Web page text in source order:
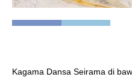
Kagama Dansa Seirama di